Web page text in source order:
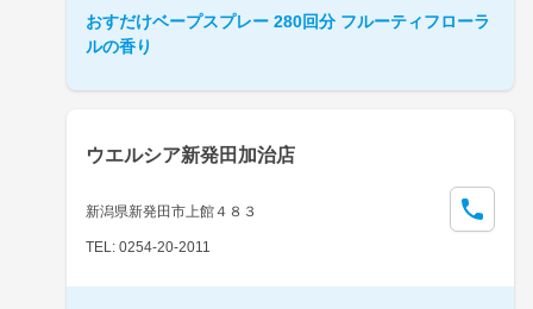
おすだけベープスプレー 280回分 フルーティフローラ
ルの香り
ウエルシア新発田加治店
新潟県新発田市上館４８３
TEL: 0254-20-2011